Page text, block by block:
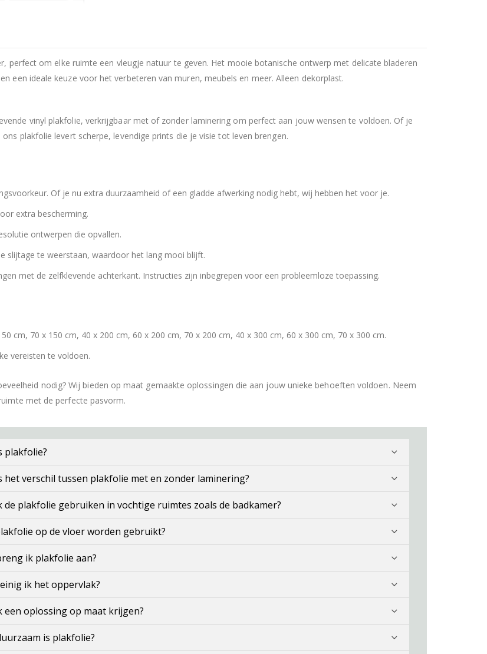
perfect om elke ruimte een vleugje natuur te geven. Het mooie botanische ontwerp met delicate bladeren
een ideale keuze voor het verbeteren van muren, meubels en meer. Alleen dekorplast.
vinyl plakfolie, verkrijgbaar met of zonder laminering om perfect aan jouw wensen te voldoen. Of je
plakfolie levert scherpe, levendige prints die je visie tot leven brengen.
Of je nu extra duurzaamheid of een gladde afwerking nodig hebt, wij hebben het voor je.
extra bescherming.
ontwerpen die opvallen.
slijtage te weerstaan, waardoor het lang mooi blijft.
met de zelfklevende achterkant. Instructies zijn inbegrepen voor een probleemloze toepassing.
cm, 70 x 150 cm, 40 x 200 cm, 60 x 200 cm, 70 x 200 cm, 40 x 300 cm, 60 x 300 cm, 70 x 300 cm.
vereisten te voldoen.
nodig? Wij bieden op maat gemaakte oplossingen die aan jouw unieke behoeften voldoen. Neem
met de perfecte pasvorm.
plakfolie?
het verschil tussen plakfolie met en zonder laminering?
de plakfolie gebruiken in vochtige ruimtes zoals de badkamer?
op de vloer worden gebruikt?
ik plakfolie aan?
ik het oppervlak?
een oplossing op maat krijgen?
is plakfolie?